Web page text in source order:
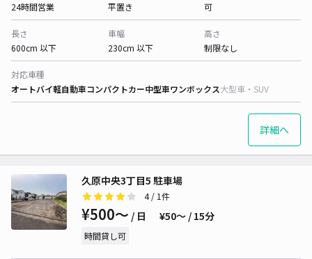
24時間営業
平置き
可
長さ
600cm 以下
車幅
230cm 以下
高さ
制限なし
対応車種
オートバイ軽自動車コンパクトカー中型車ワンボックス大型車・SUV
詳細へ
久原中央3丁目5 駐車場
4/ 1件
¥500〜 / 日 ¥50〜 / 15分
時間貸し可